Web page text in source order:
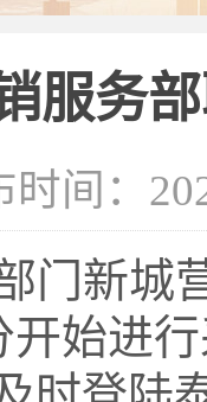
服务
时间：
门新城
开始进